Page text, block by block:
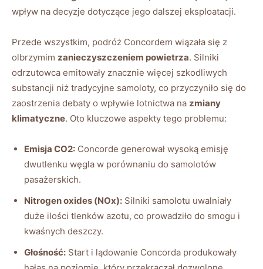
⁢wpływ na decyzje dotyczące jego dalszej eksploatacji.
Przede⁤ wszystkim, podróż Concordem ⁣wiązała się z
‌olbrzymim zanieczyszczeniem powietrza. Silniki
odrzutowca emitowały znacznie więcej ‍szkodliwych
substancji niż tradycyjne samoloty, co przyczyniło się do
zaostrzenia​ debaty o wpływie lotnictwa na zmiany
klimatyczne. Oto‌ kluczowe aspekty ​tego problemu:
Emisja CO2: Concorde generował ‌wysoką emisję
dwutlenku węgla w porównaniu do samolotów
pasażerskich.
Nitrogen oxides ⁣(NOx): Silniki samolotu uwalniały
‍duże ilości ⁣tlenków azotu, co prowadziło do smogu i‌
kwaśnych deszczy.
Głośność: Start i lądowanie Concorda produkowały